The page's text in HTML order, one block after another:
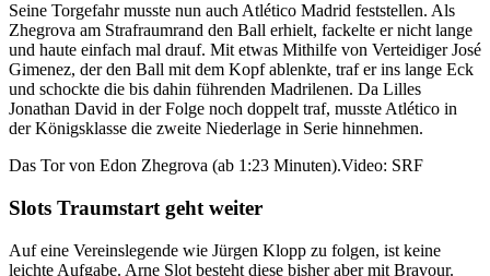
Seine Torgefahr musste nun auch Atlético Madrid feststellen. Als
Zhegrova am Strafraumrand den Ball erhielt, fackelte er nicht lange
und haute einfach mal drauf. Mit etwas Mithilfe von Verteidiger José
Gimenez, der den Ball mit dem Kopf ablenkte, traf er ins lange Eck
und schockte die bis dahin führenden Madrilenen. Da Lilles
Jonathan David in der Folge noch doppelt traf, musste Atlético in
der Königsklasse die zweite Niederlage in Serie hinnehmen.
Das Tor von Edon Zhegrova (ab 1:23 Minuten).Video: SRF
Slots Traumstart geht weiter
Auf eine Vereinslegende wie Jürgen Klopp zu folgen, ist keine
leichte Aufgabe. Arne Slot besteht diese bisher aber mit Bravour.